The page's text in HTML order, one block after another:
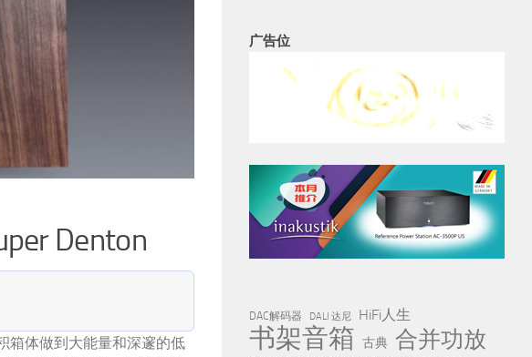
次，如果你的空间不大，那
2026年7月30日
15款2万元以下中小型书
聆听了迪贝斯D108C书架箱之后，我觉得钻石山系
广告位
DAC解码器 DALI 达尼 HiFi人生
书架音箱 古典 合并功放